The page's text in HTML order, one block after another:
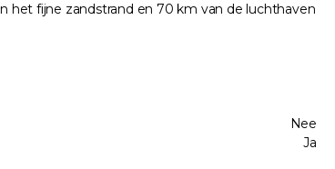
het fijne zandstrand en 70 km van de luchthaven
Nee
Ja